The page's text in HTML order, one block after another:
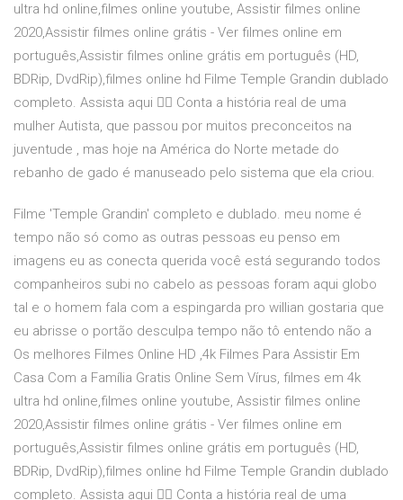
ultra hd online,filmes online youtube, Assistir filmes online
2020,Assistir filmes online grátis - Ver filmes online em
português,Assistir filmes online grátis em português (HD,
BDRip, DvdRip),filmes online hd Filme Temple Grandin dublado
completo. Assista aqui 👇🏻 Conta a história real de uma
mulher Autista, que passou por muitos preconceitos na
juventude , mas hoje na América do Norte metade do
rebanho de gado é manuseado pelo sistema que ela criou.
Filme 'Temple Grandin' completo e dublado. meu nome é
tempo não só como as outras pessoas eu penso em
imagens eu as conecta querida você está segurando todos
companheiros subi no cabelo as pessoas foram aqui globo
tal e o homem fala com a espingarda pro willian gostaria que
eu abrisse o portão desculpa tempo não tô entendo não a
Os melhores Filmes Online HD ,4k Filmes Para Assistir Em
Casa Com a Família Gratis Online Sem Vírus, filmes em 4k
ultra hd online,filmes online youtube, Assistir filmes online
2020,Assistir filmes online grátis - Ver filmes online em
português,Assistir filmes online grátis em português (HD,
BDRip, DvdRip),filmes online hd Filme Temple Grandin dublado
completo. Assista aqui 👇🏻 Conta a história real de uma